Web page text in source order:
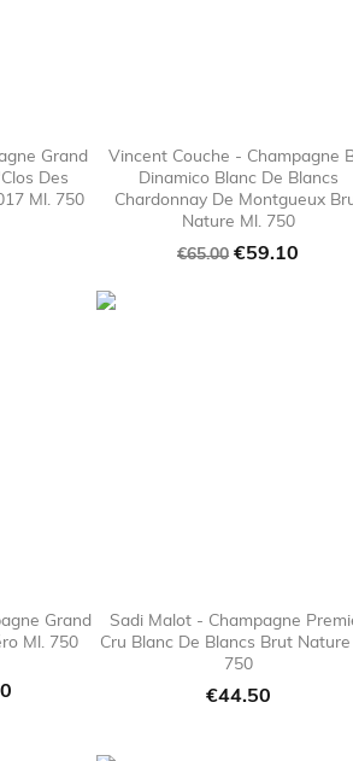
Grand
Des
Ml. 750
Vincent Couche - Champagne
Dinamico Blanc De Blancs
Chardonnay De Montgueux
Nature Ml. 750
Regular
€65.00 Price
€59.10

Grand
Ml. 750
Sadi Malot - Champagne
Cru Blanc De Blancs Brut Nature
750
Price
€44.50